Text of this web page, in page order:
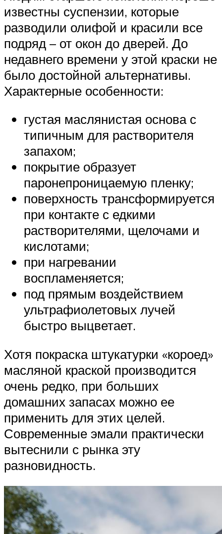
известны суспензии, которые
разводили олифой и красили все
подряд – от окон до дверей. До
недавнего времени у этой краски не
было достойной альтернативы.
Характерные особенности:
густая маслянистая основа с
типичным для растворителя
запахом;
покрытие образует
паронепроницаемую пленку;
поверхность трансформируется
при контакте с едкими
растворителями, щелочами и
кислотами;
при нагревании
воспламеняется;
под прямым воздействием
ультрафиолетовых лучей
быстро выцветает.
Хотя покраска штукатурки «короед»
масляной краской производится
очень редко, при больших
домашних запасах можно ее
применить для этих целей.
Современные эмали практически
вытеснили с рынка эту
разновидность.